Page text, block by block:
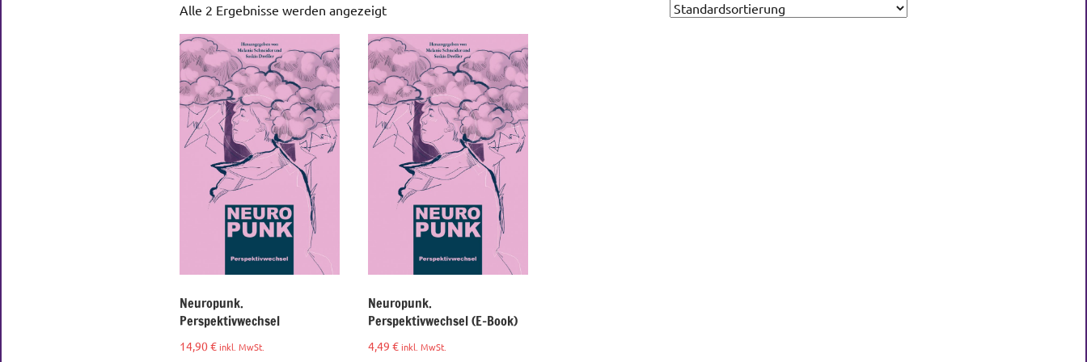
Alle 2 Ergebnisse werden angezeigt
Neuropunk.
Perspektivwechsel
14,90€inkl. MwSt.
Neuropunk.
Perspektivwechsel (E-Book)
4,49 € inkl. MwSt.